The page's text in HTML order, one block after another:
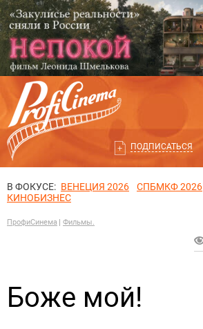
ПОДПИСАТЬСЯ
В ФОКУСЕ: ВЕНЕЦИЯ 2026 СПБМКФ 2026
КИНОБИЗНЕС
ПрофиСинема Фильмы.
Боже мой!